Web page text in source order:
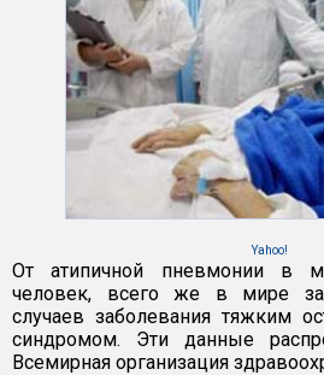
Yahoo!
От атипичной пневмонии в
человек, всего же в мире
случаев заболевания тяжким
синдромом. Эти данные
Всемирная организация